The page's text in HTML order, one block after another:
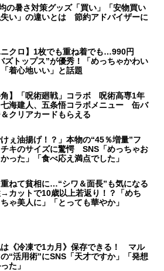
の暑さ対策グッズ「買い」「安物買い
い」の違いとは 節約アドバイザーに
ニクロ】1枚でも重ね着でも…990円
ズトップス”が優秀！「めっちゃかわい
着心地いい」と話題
角】「呪術廻戦」コラボ 呪術高専1年
七海建人、五条悟コラボメニュー 缶バ
クリアカードもらえる
けぇ油揚げ！？」本物の“45％増量”フ
チキのサイズに驚愕 SNS「めっちゃお
った」「食べ応え満点でした」
ねて貧相に…“シワ＆面長”も気になる
カットで10歳以上若返り！？「めち
ゃ美人に」「とっても華やか」
《冷凍で1カ月》保存できる！ マル
“活用術”にSNS「天才ですか」「発想
た」